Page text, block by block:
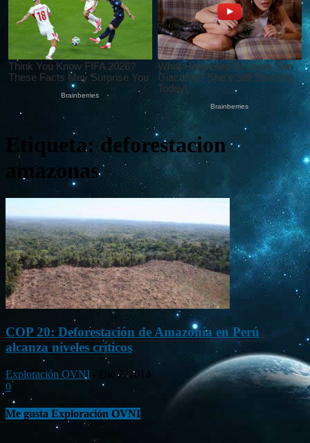
Etiqueta: deforestacion
amazonas
COP 20: Deforestación de Amazonía en Perú
alcanza niveles críticos
Exploración OVNI
Dic 7, 2014
0
Me gusta Exploración OVNI